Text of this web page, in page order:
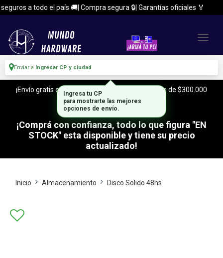
a todo el país 🚚| Compra segura 🔒| Garantías oficiales 🏅
Enviar a Ingresar CP y ciudad
¡Envío gratis en CABA y Zona Sur, con tu compra de $300.000
o mas!
¡Comprá con confianza, todo lo que figura "EN
STOCK" esta disponible y tiene su precio
actualizado!
Inicio Almacenamiento Disco Solido 48hs
Ingresa tu CP
para mostrarte las mejores
opciones de envío.